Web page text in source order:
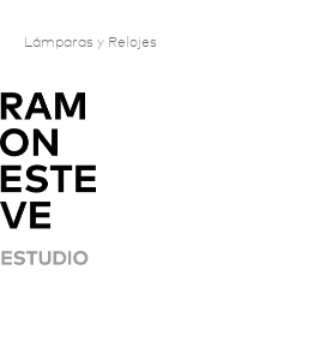
Lámparas y Relojes